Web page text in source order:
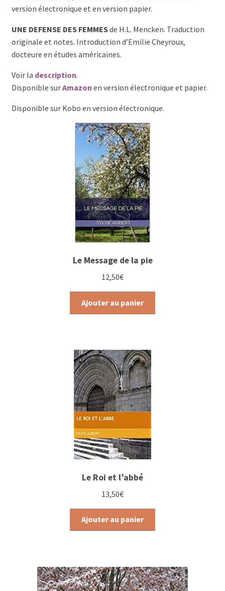
version électronique et en version papier.
UNE DEFENSE DES FEMMESde H.L. Mencken. Traduction
originale et notes. Introduction d’Emilie Cheyroux,
docteure en études américaines.
Voir la description.
Disponible surAmazon en version électronique et papier.
Disponible sur Kobo en version électronique.
Le Message de la pie
12,50€
Ajouter au panier
Le Roi et l’abbé
13,50€
Ajouter au panier